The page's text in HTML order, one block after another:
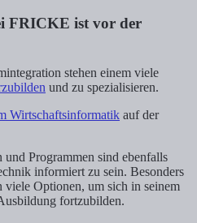
FRICKE ist vor der
stehen einem viele
und zu spezialisieren.
Wirtschaftsinformatik auf der
und Programmen sind ebenfalls
informiert zu sein. Besonders
Optionen, um sich in seinem
fortzubilden.